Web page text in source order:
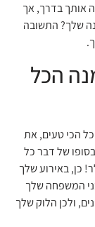
אותך בדרך, אך
שלך? התשובה
הכל
הכי טעים, את
של דבר כל
כן, באירוע שלך
המשפחה שלך
ולכן הלוק שלך